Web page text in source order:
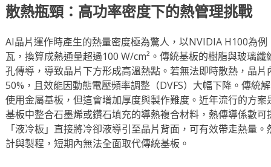
散熱瓶頸：高功率密度下的熱管理挑戰
AI晶片運作時產生的熱量密度極為驚人，以NVIDIA H100為
瓦，換算成熱通量超過100 W/cm²。傳統基板的樹脂與玻璃
孔傳導，導致晶片下方形成高溫熱點。若無法即時散熱，晶
50%，且效能因動態電壓頻率調整（DVFS）大幅下降。傳統
使用金屬基板，但這會增加厚度與製作難度。近年流行的方
基板中整合石墨烯或鑽石填充的導熱複合材料，熱傳導係數
「液冷板」直接將冷卻液導引至晶片背面，可有效帶走熱量
計與製程，短期內無法全面取代傳統基板。